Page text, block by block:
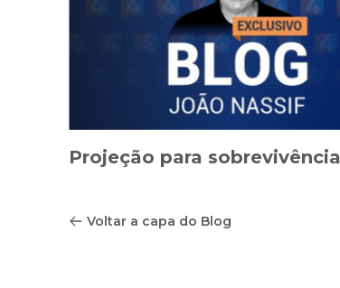
Projeção para sobrevivência
Voltar a capa do Blog